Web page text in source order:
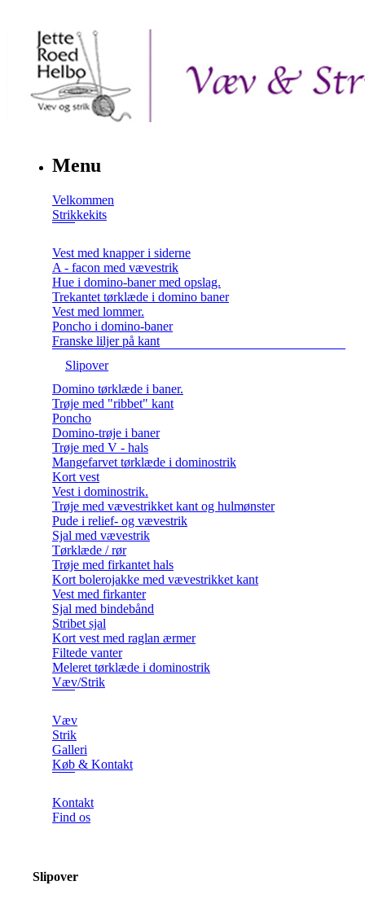
Menu
Velkommen
Strikkekits
Vest med knapper i siderne
A - facon med vævestrik
Hue i domino-baner med opslag.
Trekantet tørklæde i domino baner
Vest med lommer.
Poncho i domino-baner
Franske liljer på kant
Slipover
Domino tørklæde i baner.
Trøje med "ribbet" kant
Poncho
Domino-trøje i baner
Trøje med V - hals
Mangefarvet tørklæde i dominostrik
Kort vest
Vest i dominostrik.
Trøje med vævestrikket kant og hulmønster
Pude i relief- og vævestrik
Sjal med vævestrik
Tørklæde / rør
Trøje med firkantet hals
Kort bolerojakke med vævestrikket kant
Vest med firkanter
Sjal med bindebånd
Stribet sjal
Kort vest med raglan ærmer
Filtede vanter
Meleret tørklæde i dominostrik
Væv/Strik
Væv
Strik
Galleri
Køb & Kontakt
Kontakt
Find os
Slipover